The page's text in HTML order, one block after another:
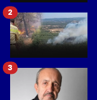
2
3